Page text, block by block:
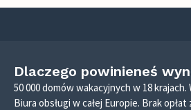
Dlaczego powinieneś
50 000 domów wakacyjnych w 18
Biura obsługi w całej Europie. Brak